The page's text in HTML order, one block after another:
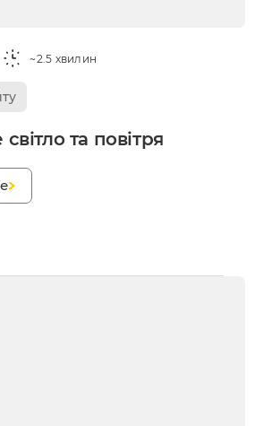
~2.5 хвилин
та повітря